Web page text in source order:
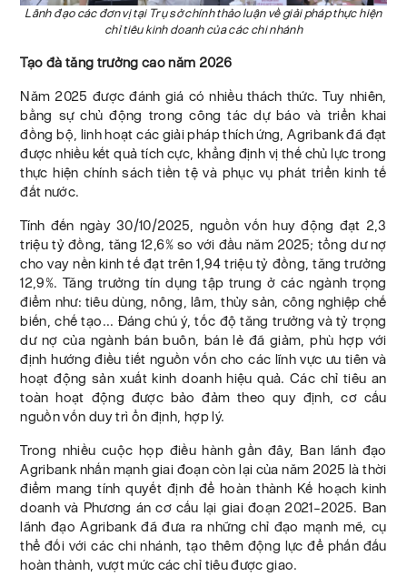
Lãnh đạo các đơn vị tại Trụ sở chính thảo luận về giải pháp thực hiện
chỉ tiêu kinh doanh của các chi nhánh
Tạo đà tăng trưởng cao năm 2026
Năm 2025 được đánh giá có nhiều thách thức. Tuy nhiên,
bằng sự chủ động trong công tác dự báo và triển khai
đồng bộ, linh hoạt các giải pháp thích ứng, Agribank đã đạt
được nhiều kết quả tích cực, khẳng định vị thế chủ lực trong
thực hiện chính sách tiền tệ và phục vụ phát triển kinh tế
đất nước.
Tính đến ngày 30/10/2025, nguồn vốn huy động đạt 2,3
triệu tỷ đồng, tăng 12,6% so với đầu năm 2025; tổng dư nợ
cho vay nền kinh tế đạt trên 1,94 triệu tỷ đồng, tăng trưởng
12,9%. Tăng trưởng tín dụng tập trung ở các ngành trọng
điểm như: tiêu dùng, nông, lâm, thủy sản, công nghiệp chế
biến, chế tạo... Đáng chú ý, tốc độ tăng trưởng và tỷ trọng
dư nợ của ngành bán buôn, bán lẻ đã giảm, phù hợp với
định hướng điều tiết nguồn vốn cho các lĩnh vực ưu tiên và
hoạt động sản xuất kinh doanh hiệu quả. Các chỉ tiêu an
toàn hoạt động được bảo đảm theo quy định, cơ cấu
nguồn vốn duy trì ổn định, hợp lý.
Trong nhiều cuộc họp điều hành gần đây, Ban lãnh đạo
Agribank nhấn mạnh giai đoạn còn lại của năm 2025 là thời
điểm mang tính quyết định để hoàn thành Kế hoạch kinh
doanh và Phương án cơ cấu lại giai đoạn 2021–2025. Ban
lãnh đạo Agribank đã đưa ra những chỉ đạo mạnh mẽ, cụ
thể đối với các chi nhánh, tạo thêm động lực để phấn đấu
hoàn thành, vượt mức các chỉ tiêu được giao.